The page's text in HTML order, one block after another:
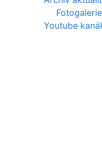
Fotogalerie
Youtube kanál